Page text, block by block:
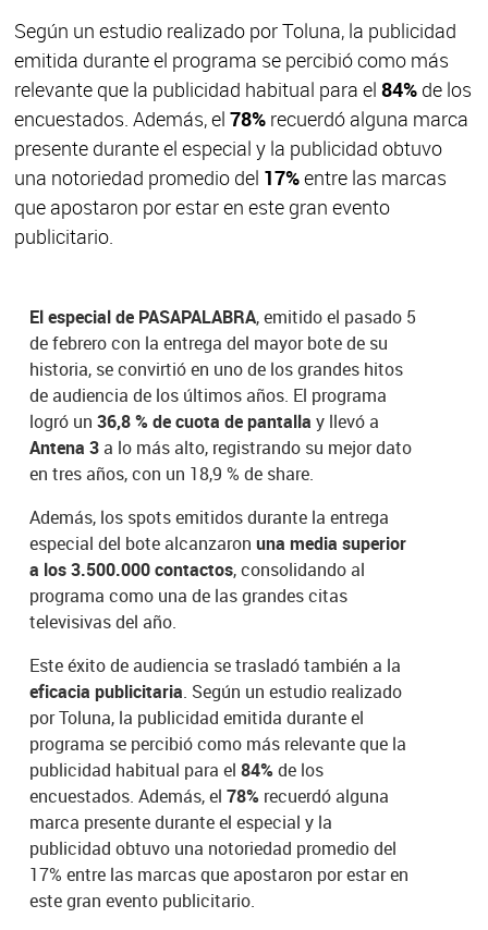
Según un estudio realizado por Toluna, la publicidad
emitida durante el programa se percibió como más
relevante que la publicidad habitual para el 84%de los
encuestados. Además, el 78%recuerdó alguna marca
presente durante el especial y la publicidad obtuvo
una notoriedad promedio del 17%entre las marcas
que apostaron por estar en este gran evento
publicitario.
El especial de PASAPALABRA, emitido el pasado 5
de febrero con la entrega del mayor bote de su
historia, se convirtió en uno de los grandes hitos
de audiencia de los últimos años. El programa
logró un36,8 % de cuota de pantalla y llevó a
Antena 3a lo más alto, registrando su mejor dato
en tres años, con un 18,9 % de share.
Además, los spots emitidos durante la entrega
especial del bote alcanzaron una media superior
a los 3.500.000 contactos, consolidando al
programa como una de las grandes citas
televisivas del año.
Este éxito de audiencia se trasladó también a la
eficacia publicitaria. Según un estudio realizado
por Toluna, la publicidad emitida durante el
programa se percibió como más relevante que la
publicidad habitual para el84%de los
encuestados. Además, el78% recuerdó alguna
marca presente durante el especial y la
publicidad obtuvo una notoriedad promedio del
17% entre las marcas que apostaron por estar en
este gran evento publicitario.